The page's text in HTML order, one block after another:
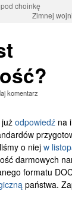
choinkę
Zimnej
komentarz
odpowiedź na
o niej w
darmowych
formatu
państwa.